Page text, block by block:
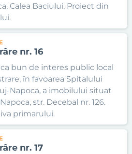
Calea Baciului. Proiect din
nr. 16
bun de interes public local
în favoarea Spitalului
Napoca, a imobilului situat
str. Decebal nr. 126.
primarului.
nr. 17